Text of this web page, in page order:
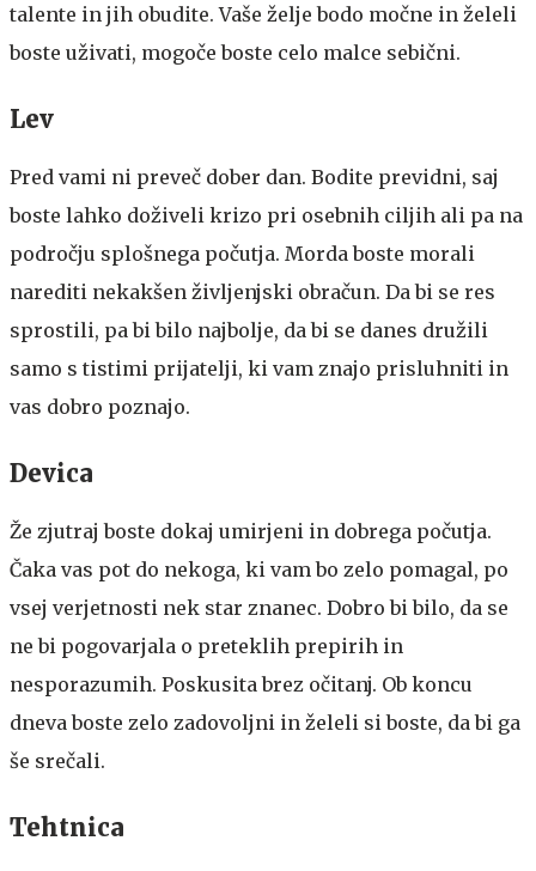
talente in jih obudite. Vaše želje bodo močne in želeli
boste uživati, mogoče boste celo malce sebični.
Lev
Pred vami ni preveč dober dan. Bodite previdni, saj
boste lahko doživeli krizo pri osebnih ciljih ali pa na
področju splošnega počutja. Morda boste morali
narediti nekakšen življenjski obračun. Da bi se res
sprostili, pa bi bilo najbolje, da bi se danes družili
samo s tistimi prijatelji, ki vam znajo prisluhniti in
vas dobro poznajo.
Devica
Že zjutraj boste dokaj umirjeni in dobrega počutja.
Čaka vas pot do nekoga, ki vam bo zelo pomagal, po
vsej verjetnosti nek star znanec. Dobro bi bilo, da se
ne bi pogovarjala o preteklih prepirih in
nesporazumih. Poskusita brez očitanj. Ob koncu
dneva boste zelo zadovoljni in želeli si boste, da bi ga
še srečali.
Tehtnica